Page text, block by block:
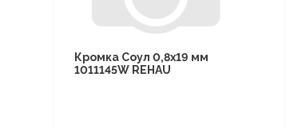
Кромка Соул 0,8х19 мм
1011145W REHAU